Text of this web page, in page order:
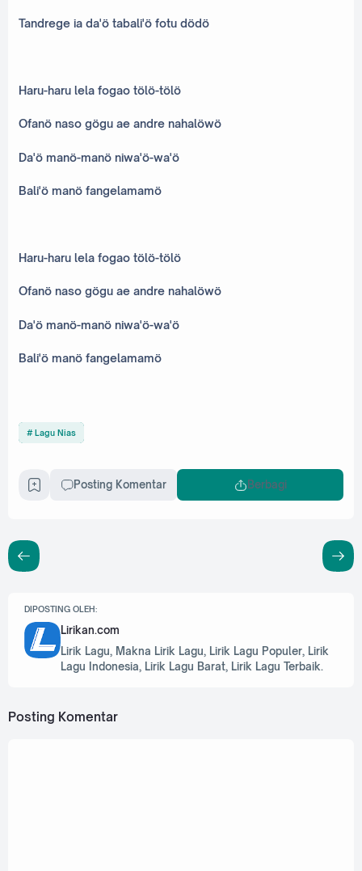
Tandrege ia da'ö tabali'ö fotu dödö
Haru-haru lela fogao tölö-tölö
Ofanö naso gögu ae andre nahalöwö
Da'ö manö-manö niwa'ö-wa'ö
Bali'ö manö fangelamamö
Haru-haru lela fogao tölö-tölö
Ofanö naso gögu ae andre nahalöwö
Da'ö manö-manö niwa'ö-wa'ö
Bali'ö manö fangelamamö
Lagu Nias
Posting Komentar Berbagi
DIPOSTING OLEH:
Lirikan.com
Lirik Lagu, Makna Lirik Lagu, Lirik Lagu Populer, Lirik
Lagu Indonesia, Lirik Lagu Barat, Lirik Lagu Terbaik.
Posting Komentar